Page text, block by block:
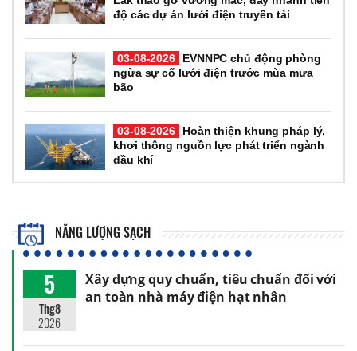
độ các dự án lưới điện truyền tải
03-08-2026
EVNNPC chủ động phòng
ngừa sự cố lưới điện trước mùa mưa
bão
03-08-2026
Hoàn thiện khung pháp lý,
khơi thông nguồn lực phát triển ngành
dầu khí
NĂNG LƯỢNG SẠCH
5
Thg8
2026
Xây dựng quy chuẩn, tiêu chuẩn đối với
an toàn nhà máy điện hạt nhân